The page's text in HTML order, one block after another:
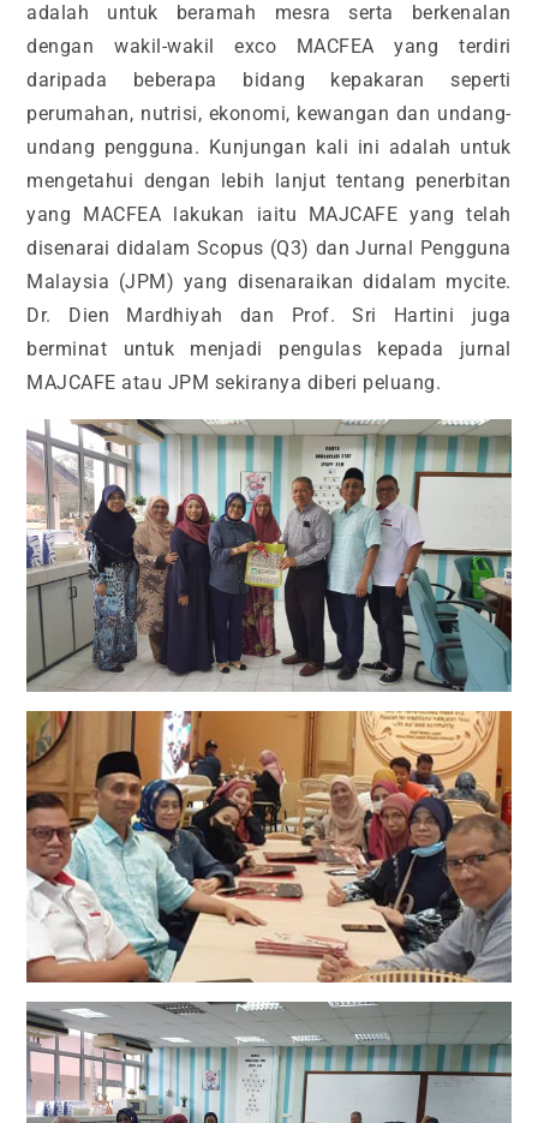
adalah untuk beramah mesra serta berkenalan
dengan wakil-wakil exco MACFEA yang terdiri
daripada beberapa bidang kepakaran seperti
perumahan, nutrisi, ekonomi, kewangan dan undang-
undang pengguna. Kunjungan kali ini adalah untuk
mengetahui dengan lebih lanjut tentang penerbitan
yang MACFEA lakukan iaitu MAJCAFE yang telah
disenarai didalam Scopus (Q3) dan Jurnal Pengguna
Malaysia (JPM) yang disenaraikan didalam mycite.
Dr. Dien Mardhiyah dan Prof. Sri Hartini juga
berminat untuk menjadi pengulas kepada jurnal
MAJCAFE atau JPM sekiranya diberi peluang.